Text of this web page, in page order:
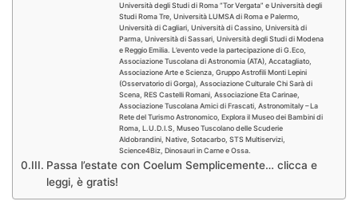
Università degli Studi di Roma “Tor Vergata” e Università degli
Studi Roma Tre, Università LUMSA di Roma e Palermo,
Università di Cagliari, Università di Cassino, Università di
Parma, Università di Sassari, Università degli Studi di Modena
e Reggio Emilia. L’evento vede la partecipazione di G.Eco,
Associazione Tuscolana di Astronomia (ATA), Accatagliato,
Associazione Arte e Scienza, Gruppo Astrofili Monti Lepini
(Osservatorio di Gorga), Associazione Culturale Chi Sarà di
Scena, RES Castelli Romani, Associazione Eta Carinae,
Associazione Tuscolana Amici di Frascati, Astronomitaly – La
Rete del Turismo Astronomico, Explora il Museo dei Bambini di
Roma, L.U.D.I.S, Museo Tuscolano delle Scuderie
Aldobrandini, Native, Sotacarbo, STS Multiservizi,
Science4Biz, Dinosauri in Carne e Ossa.
Passa l’estate con Coelum Semplicemente… clicca e
leggi, è gratis!